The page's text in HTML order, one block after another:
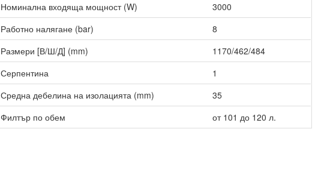
Номинална входяща мощност (W)
3000
Работно налягане (bar)
8
Размери [В/Ш/Д] (mm)
1170/462/484
Серпентина
1
Средна дебелина на изолацията (mm)
35
Филтър по обем
от 101 до 120 л.